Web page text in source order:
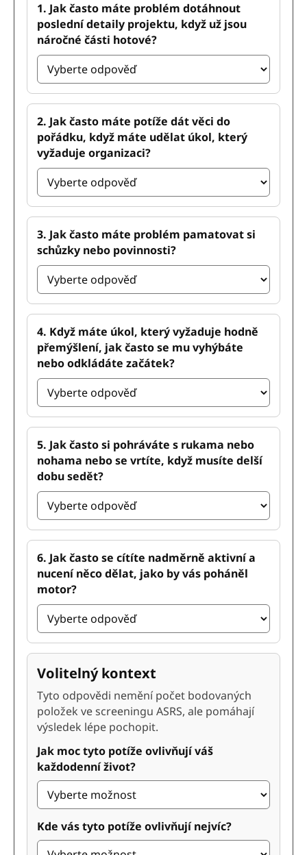
1. Jak často máte problém dotáhnout
poslední detaily projektu, když už jsou
náročné části hotové?
2. Jak často máte potíže dát věci do
pořádku, když máte udělat úkol, který
vyžaduje organizaci?
3. Jak často máte problém pamatovat si
schůzky nebo povinnosti?
4. Když máte úkol, který vyžaduje hodně
přemýšlení, jak často se mu vyhýbáte
nebo odkládáte začátek?
5. Jak často si pohráváte s rukama nebo
nohama nebo se vrtíte, když musíte delší
dobu sedět?
6. Jak často se cítíte nadměrně aktivní a
nucení něco dělat, jako by vás poháněl
motor?
Volitelný kontext
Tyto odpovědi nemění počet bodovaných
položek ve screeningu ASRS, ale pomáhají
výsledek lépe pochopit.
Jak moc tyto potíže ovlivňují váš
každodenní život?
Kde vás tyto potíže ovlivňují nejvíc?